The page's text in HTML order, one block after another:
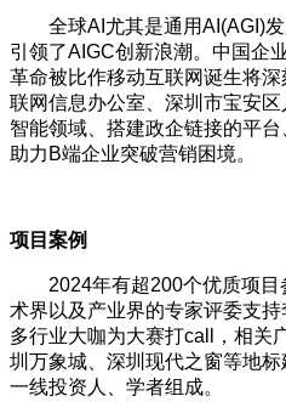
全球AI尤其是通用AI(AGI)
引领了AIGC创新浪潮。中国企
革命被比作移动互联网诞生将
联网信息办公室、深圳市宝安
智能领域、搭建政企链接的平
助力B端企业突破营销困境。
项目案例
2024年有超200个优质项
术界以及产业界的专家评委支
多行业大咖为大赛打call，相关
圳万象城、深圳现代之窗等地
一线投资人、学者组成。